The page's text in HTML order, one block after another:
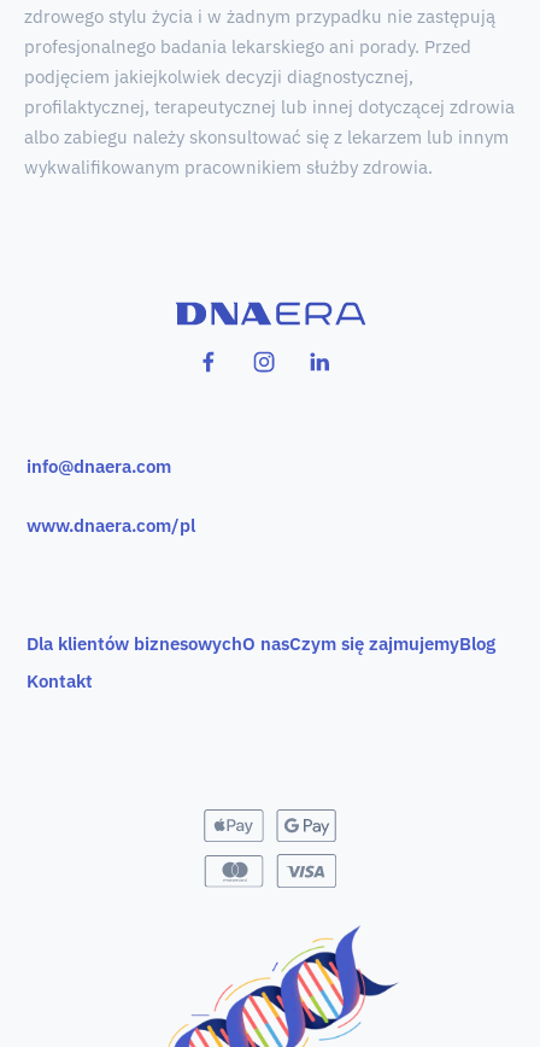
zdrowego stylu życia i w żadnym przypadku nie zastępują
profesjonalnego badania lekarskiego ani porady. Przed
podjęciem jakiejkolwiek decyzji diagnostycznej,
profilaktycznej, terapeutycznej lub innej dotyczącej zdrowia
albo zabiegu należy skonsultować się z lekarzem lub innym
wykwalifikowanym pracownikiem służby zdrowia.
info@dnaera.com
www.dnaera.com/pl
Dla klientów biznesowychO nasCzym się zajmujemyBlog
Kontakt